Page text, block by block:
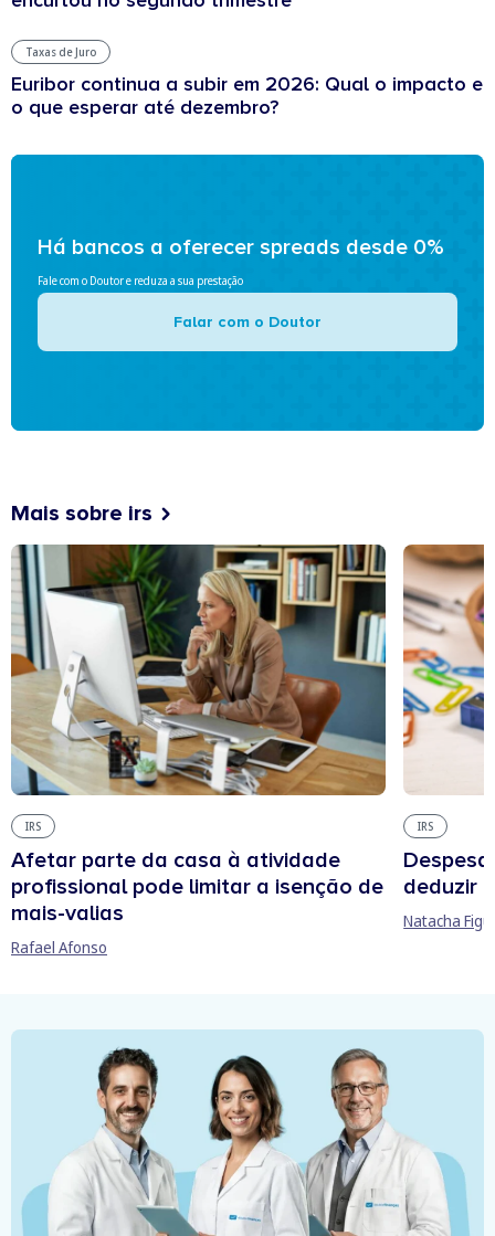
Taxas de Juro
Euribor continua a subir em 2026: Qual o impacto e
o que esperar até dezembro?
Há bancos a oferecer spreads desde 0%
Fale com o Doutor e reduza a sua prestação
Falar com o Doutor
Mais sobre irs
IRS
Afetar parte da casa à atividade
profissional pode limitar a isenção de
mais-valias
Rafael Afonso
IRS
deduzir
Natacha